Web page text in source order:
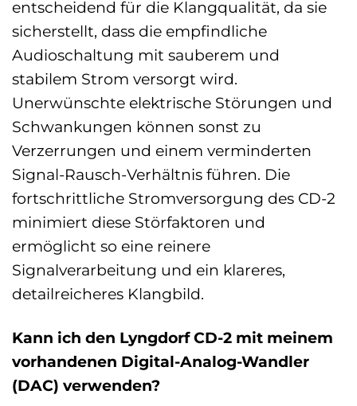
entscheidend für die Klangqualität, da sie
sicherstellt, dass die empfindliche
Audioschaltung mit sauberem und
stabilem Strom versorgt wird.
Unerwünschte elektrische Störungen und
Schwankungen können sonst zu
Verzerrungen und einem verminderten
Signal-Rausch-Verhältnis führen. Die
fortschrittliche Stromversorgung des CD-2
minimiert diese Störfaktoren und
ermöglicht so eine reinere
Signalverarbeitung und ein klareres,
detailreicheres Klangbild.
Kann ich den Lyngdorf CD-2 mit meinem
vorhandenen Digital-Analog-Wandler
(DAC) verwenden?